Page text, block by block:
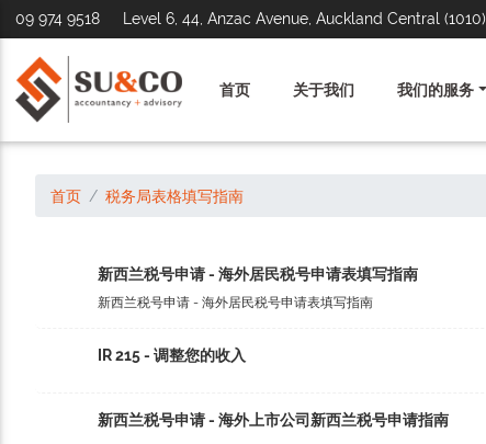
09 974 9518 Level 6, 44, Anzac Avenue, Auckland Central (1010)
首页 关于我们 我们的服务
首页 税务局表格填写指南
新西兰税号申请 - 海外居民税号申请表填写指南
新西兰税号申请 - 海外居民税号申请表填写指南
IR 215 - 调整您的收入
新西兰税号申请 - 海外上市公司新西兰税号申请指南